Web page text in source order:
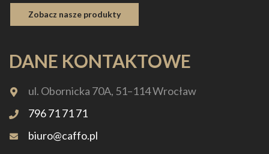
Zobacz nasze produkty
DANE KONTAKTOWE
ul. Obornicka 70A, 51–114 Wrocław
796 71 71 71
biuro@caffo.pl